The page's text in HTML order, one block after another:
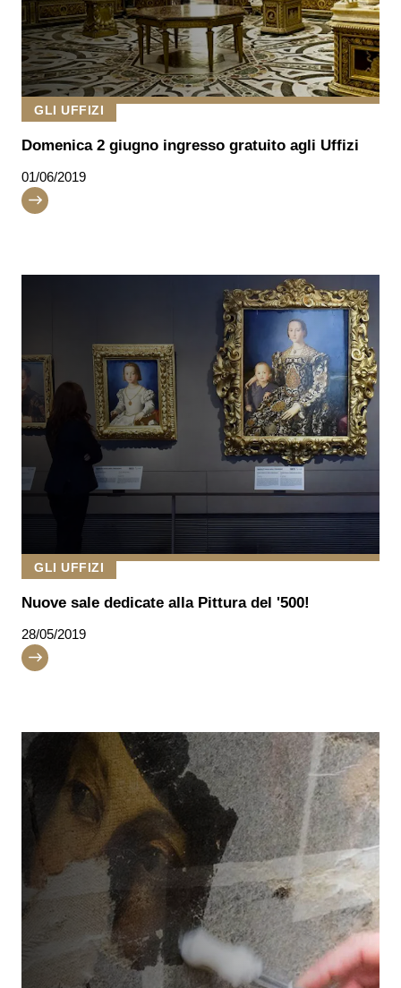
GLI UFFIZI
Domenica 2 giugno ingresso gratuito agli Uffizi
01/06/2019
GLI UFFIZI
Nuove sale dedicate alla Pittura del '500!
28/05/2019